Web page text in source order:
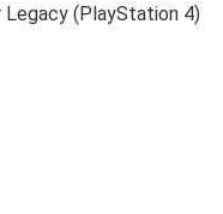
Legacy (PlayStation 4)